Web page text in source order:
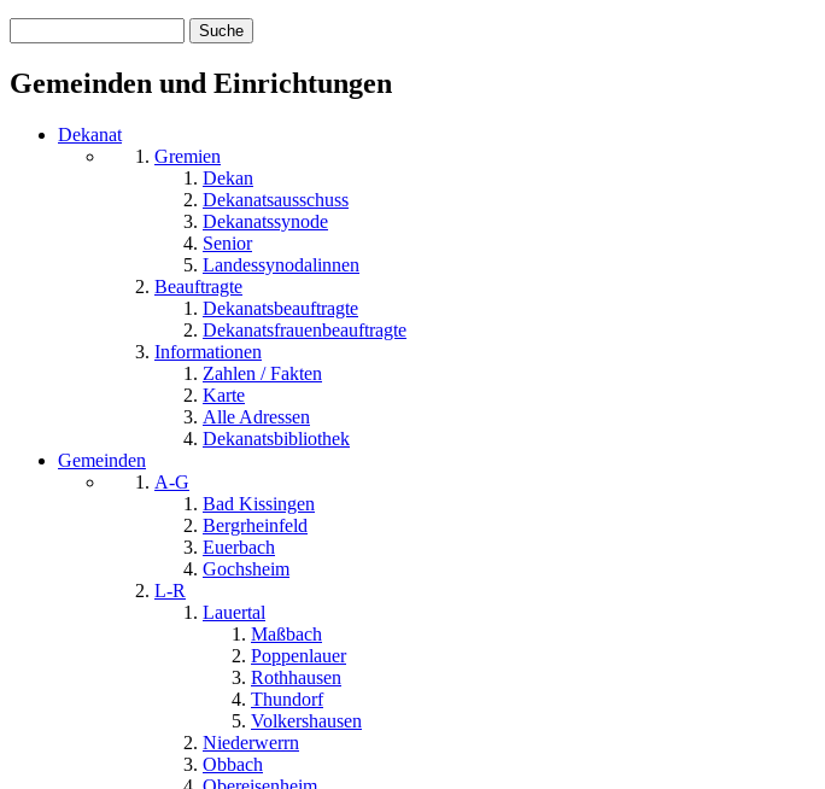
Gemeinden und Einrichtungen
Dekanat
Gremien
Dekan
Dekanatsausschuss
Dekanatssynode
Senior
Landessynodalinnen
Beauftragte
Dekanatsbeauftragte
Dekanatsfrauenbeauftragte
Informationen
Zahlen / Fakten
Karte
Alle Adressen
Dekanatsbibliothek
Gemeinden
A-G
Bad Kissingen
Bergrheinfeld
Euerbach
Gochsheim
L-R
Lauertal
Maßbach
Poppenlauer
Rothhausen
Thundorf
Volkershausen
Niederwerrn
Obbach